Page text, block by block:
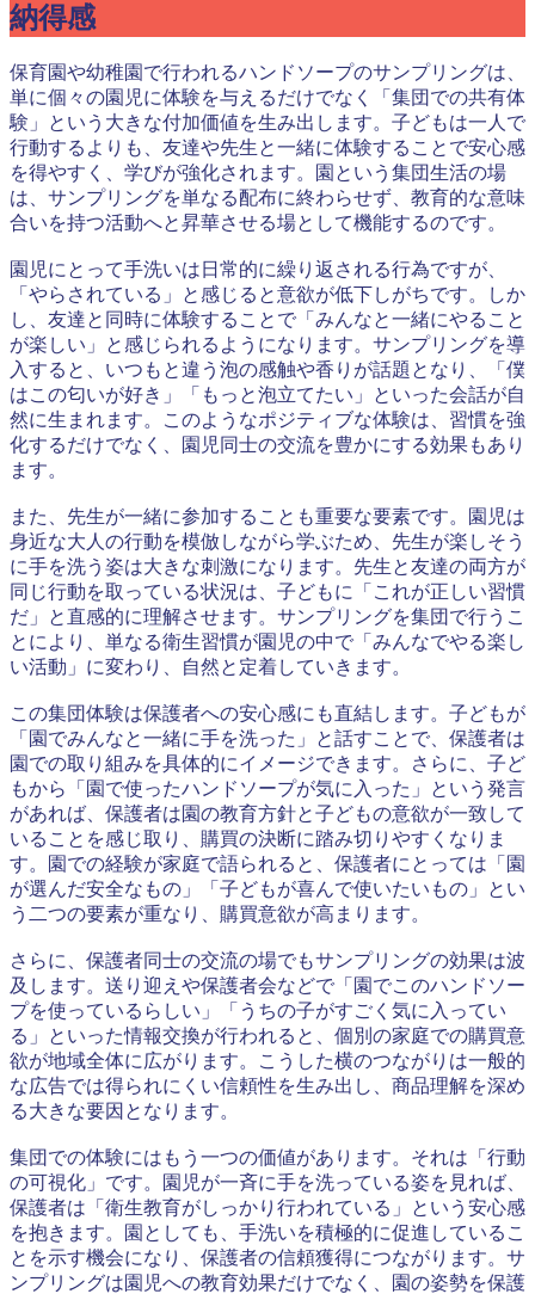
納得感
保育園や幼稚園で行われるハンドソープのサンプリングは、
単に個々の園児に体験を与えるだけでなく「集団での共有体
験」という大きな付加価値を生み出します。子どもは一人で
行動するよりも、友達や先生と一緒に体験することで安心感
を得やすく、学びが強化されます。園という集団生活の場
は、サンプリングを単なる配布に終わらせず、教育的な意味
合いを持つ活動へと昇華させる場として機能するのです。
園児にとって手洗いは日常的に繰り返される行為ですが、
「やらされている」と感じると意欲が低下しがちです。しか
し、友達と同時に体験することで「みんなと一緒にやること
が楽しい」と感じられるようになります。サンプリングを導
入すると、いつもと違う泡の感触や香りが話題となり、「僕
はこの匂いが好き」「もっと泡立てたい」といった会話が自
然に生まれます。このようなポジティブな体験は、習慣を強
化するだけでなく、園児同士の交流を豊かにする効果もあり
ます。
また、先生が一緒に参加することも重要な要素です。園児は
身近な大人の行動を模倣しながら学ぶため、先生が楽しそう
に手を洗う姿は大きな刺激になります。先生と友達の両方が
同じ行動を取っている状況は、子どもに「これが正しい習慣
だ」と直感的に理解させます。サンプリングを集団で行うこ
とにより、単なる衛生習慣が園児の中で「みんなでやる楽し
い活動」に変わり、自然と定着していきます。
この集団体験は保護者への安心感にも直結します。子どもが
「園でみんなと一緒に手を洗った」と話すことで、保護者は
園での取り組みを具体的にイメージできます。さらに、子ど
もから「園で使ったハンドソープが気に入った」という発言
があれば、保護者は園の教育方針と子どもの意欲が一致して
いることを感じ取り、購買の決断に踏み切りやすくなりま
す。園での経験が家庭で語られると、保護者にとっては「園
が選んだ安全なもの」「子どもが喜んで使いたいもの」とい
う二つの要素が重なり、購買意欲が高まります。
さらに、保護者同士の交流の場でもサンプリングの効果は波
及します。送り迎えや保護者会などで「園でこのハンドソー
プを使っているらしい」「うちの子がすごく気に入ってい
る」といった情報交換が行われると、個別の家庭での購買意
欲が地域全体に広がります。こうした横のつながりは一般的
な広告では得られにくい信頼性を生み出し、商品理解を深め
る大きな要因となります。
集団での体験にはもう一つの価値があります。それは「行動
の可視化」です。園児が一斉に手を洗っている姿を見れば、
保護者は「衛生教育がしっかり行われている」という安心感
を抱きます。園としても、手洗いを積極的に促進しているこ
とを示す機会になり、保護者の信頼獲得につながります。サ
ンプリングは園児への教育効果だけでなく、園の姿勢を保護